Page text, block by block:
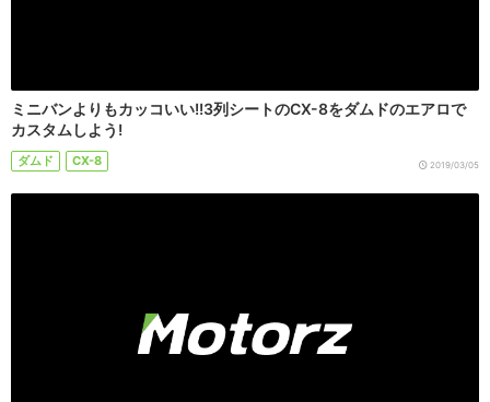
ミニバンよりもカッコいい!!3列シートのCX-8をダムドのエアロで
カスタムしよう!
ダムド CX-8 2019/03/05